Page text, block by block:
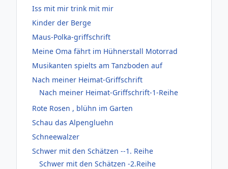
Iss mit mir trink mit mir
Kinder der Berge
Maus-Polka-griffschrift
Meine Oma fährt im Hühnerstall Motorrad
Musikanten spielts am Tanzboden auf
Nach meiner Heimat-Griffschrift
Nach meiner Heimat-Griffschrift-1-Reihe
Rote Rosen , blühn im Garten
Schau das Alpengluehn
Schneewalzer
Schwer mit den Schätzen --1. Reihe
Schwer mit den Schätzen -2.Reihe